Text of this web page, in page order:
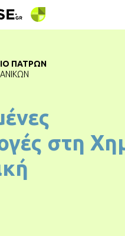
ΠΑΤΡΏΝ
στη